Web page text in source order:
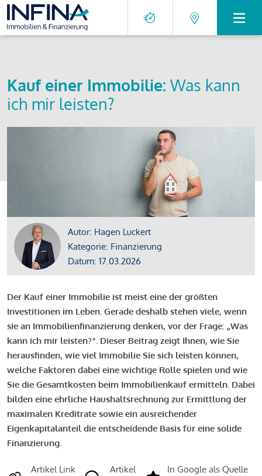
Kauf einer Immobilie: Was kann
ich mir leisten?
Autor: Hagen Luckert
Kategorie: Finanzierung
Datum: 17.03.2026
Der Kauf einer Immobilie ist meist eine der größten
Investitionen im Leben. Gerade deshalb stehen viele, wenn
sie an Immobilienfinanzierung denken, vor der Frage: „Was
kann ich mir leisten?“. Dieser Beitrag zeigt Ihnen, wie Sie
herausfinden, wie viel Immobilie Sie sich leisten können,
welche Faktoren dabei eine wichtige Rolle spielen und wie
Sie die Gesamtkosten beim Immobilienkauf ermitteln. Dabei
bilden eine ehrliche Haushaltsrechnung zur Ermittlung der
maximalen Kreditrate sowie ein ausreichender
Eigenkapitalanteil die entscheidende Basis für eine solide
Finanzierung.
Artikel Link
Artikel
In Google als Quelle